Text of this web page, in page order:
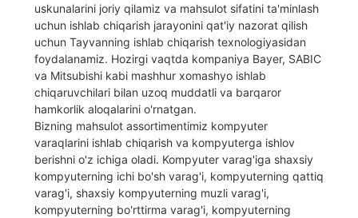
uskunalarini joriy qilamiz va mahsulot sifatini ta'minlash
uchun ishlab chiqarish jarayonini qat'iy nazorat qilish
uchun Tayvanning ishlab chiqarish texnologiyasidan
foydalanamiz. Hozirgi vaqtda kompaniya Bayer, SABIC
va Mitsubishi kabi mashhur xomashyo ishlab
chiqaruvchilari bilan uzoq muddatli va barqaror
hamkorlik aloqalarini o'rnatgan.
Bizning mahsulot assortimentimiz kompyuter
varaqlarini ishlab chiqarish va kompyuterga ishlov
berishni o'z ichiga oladi. Kompyuter varag'iga shaxsiy
kompyuterning ichi bo'sh varag'i, kompyuterning qattiq
varag'i, shaxsiy kompyuterning muzli varag'i,
kompyuterning bo'rttirma varag'i, kompyuterning